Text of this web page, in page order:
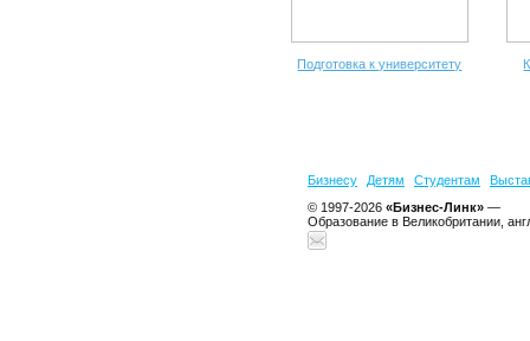
Подготовка к университету
Бизнесу Детям Студентам
© 1997-2026 «Бизнес-Линк» —
Образование в Великобритании,